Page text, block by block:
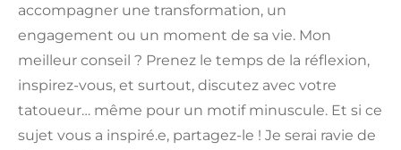
accompagner une transformation, un
engagement ou un moment de sa vie. Mon
meilleur conseil ? Prenez le temps de la réflexion,
inspirez-vous, et surtout, discutez avec votre
tatoueur… même pour un motif minuscule. Et si ce
sujet vous a inspiré.e, partagez-le ! Je serai ravie de